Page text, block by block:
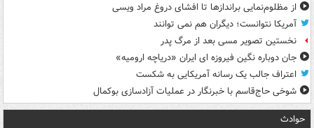
از مظلوم‌نمایی براندازها تا افشای دروغ مراد ویسی
آمریکا نتوانست؛ دیگران هم نمی توانند
نخستین تصویر مسی بعد از مرگ پدر
جان دوباره نگین فیروزه ای ایران «دریاچه ارومیه»
اعتراف جالب یک رسانه آمریکایی به شکست
شوخی حاج‌قاسم با خبرنگار در عملیات آزادسازی بوکمال
حوادث